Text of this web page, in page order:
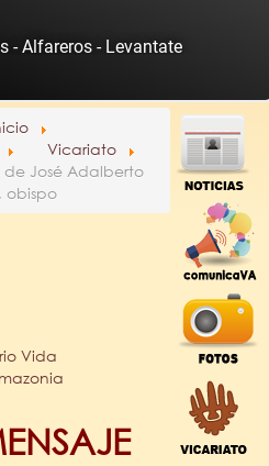
Vicariato
de José Adalberto
obispo
Vida